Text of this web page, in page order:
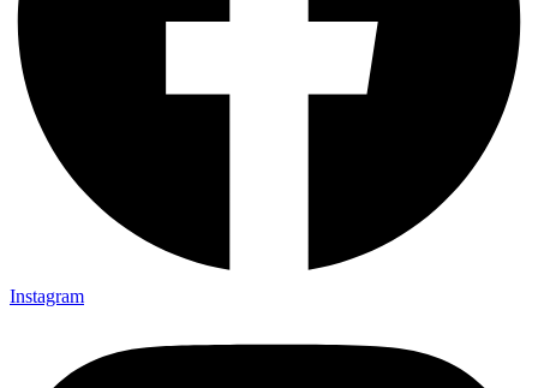
Instagram